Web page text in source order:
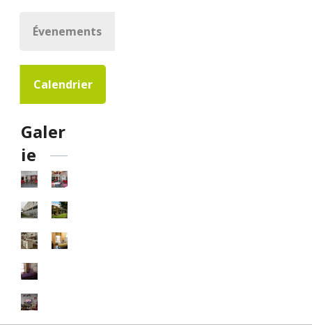
Évenements
Calendrier
Galer
ie